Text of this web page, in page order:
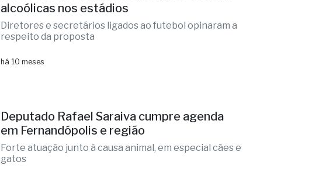
alcoólicas nos estádios
Diretores e secretários ligados ao futebol opinaram a
respeito da proposta
há 10 meses
Deputado Rafael Saraiva cumpre agenda
em Fernandópolis e região
Forte atuação junto à causa animal, em especial cães e
gatos